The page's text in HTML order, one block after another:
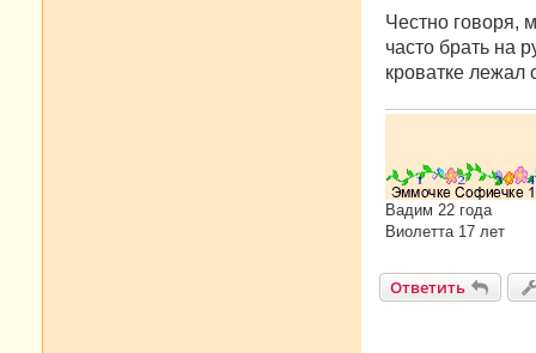
Честно говоря,
часто брать на
кроватке лежал
Вадим 22 года
Виолетта 17 лет
Ответить